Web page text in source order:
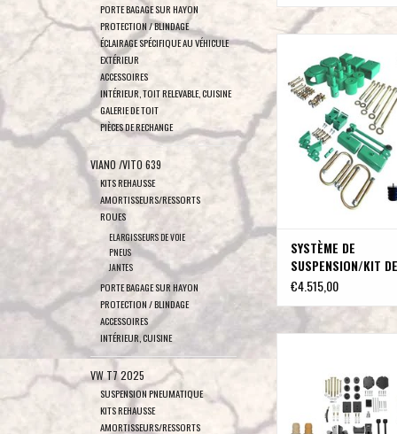
PORTE BAGAGE SUR HAYON
PROTECTION / BLINDAGE
ÉCLAIRAGE SPÉCIFIQUE AU VÉHICULE
EXTÉRIEUR
ACCESSOIRES
INTÉRIEUR, TOIT RELEVABLE, CUISINE
GALERIE DE TOIT
PIÈCES DE RECHANGE
VIANO /VITO 639
KITS REHAUSSE
AMORTISSEURS/RESSORTS
ROUES
ELARGISSEURS DE VOIE
PNEUS
JANTES
PORTE BAGAGE SUR HAYON
PROTECTION / BLINDAGE
ACCESSOIRES
INTÉRIEUR, CUISINE
VW T7 2025
SUSPENSION PNEUMATIQUE
KITS REHAUSSE
AMORTISSEURS/RESSORTS
REHAUSSE STAGE 4.0
906/NCV3 2WD roues
COMPASS
AJOUTER AU
SYSTÈME DE
SUSPENSION/KIT DE
REHAUSSE STAGE
roues simples de VAN
COMPASS
€4.515,00
(2007-2018 roues
SEULEMENT) par VAN
AMORTISSEURS